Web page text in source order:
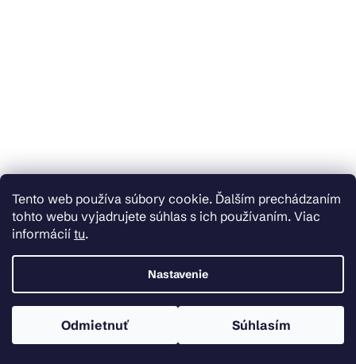
Tento web používa súbory cookie. Ďalším prechádzaním
tohto webu vyjadrujete súhlas s ich používaním. Viac
informácií tu.
Nastavenie
Odmietnuť Súhlasím